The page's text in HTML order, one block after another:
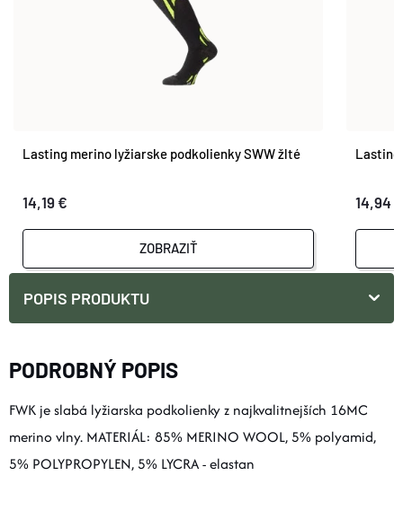
Lasting merino lyžiarske podkolienky SWW žlté
14,19 €
ZOBRAZIŤ
Lasting
14,94 €
POPIS PRODUKTU
PODROBNÝ POPIS
FWK je slabá lyžiarska podkolienky z najkvalitnejších 16MC
merino vlny. MATERIÁL: 85% MERINO WOOL, 5% polyamid,
5% POLYPROPYLEN, 5% LYCRA - elastan